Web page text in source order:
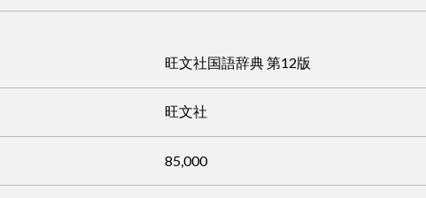
旺文社国語辞典 第12版
旺文社
85,000